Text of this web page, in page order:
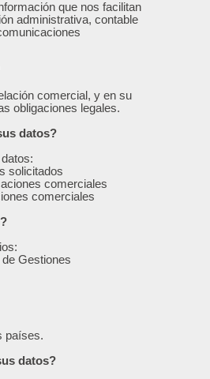
que nos facilitan
administrativa, contable
comercial, y en su
obligaciones legales.
datos?
solicitados
comerciales
comerciales
Gestiones
países.
datos?